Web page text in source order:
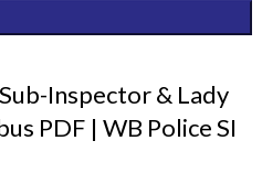
Inspector & Lady
PDF | WB Police SI